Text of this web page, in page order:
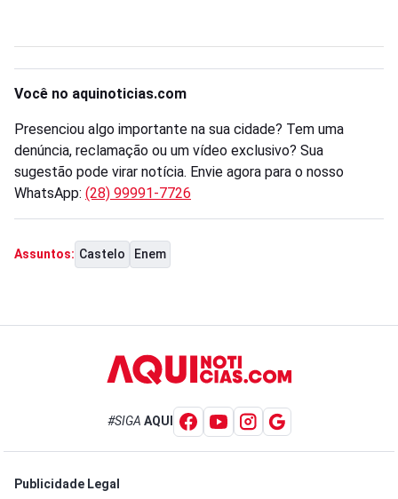
Você no aquinoticias.com
Presenciou algo importante na sua cidade? Tem uma
denúncia, reclamação ou um vídeo exclusivo? Sua
sugestão pode virar notícia. Envie agora para o nosso
WhatsApp: (28) 99991-7726
Assuntos: Castelo Enem
#SIGA AQUI
Publicidade Legal